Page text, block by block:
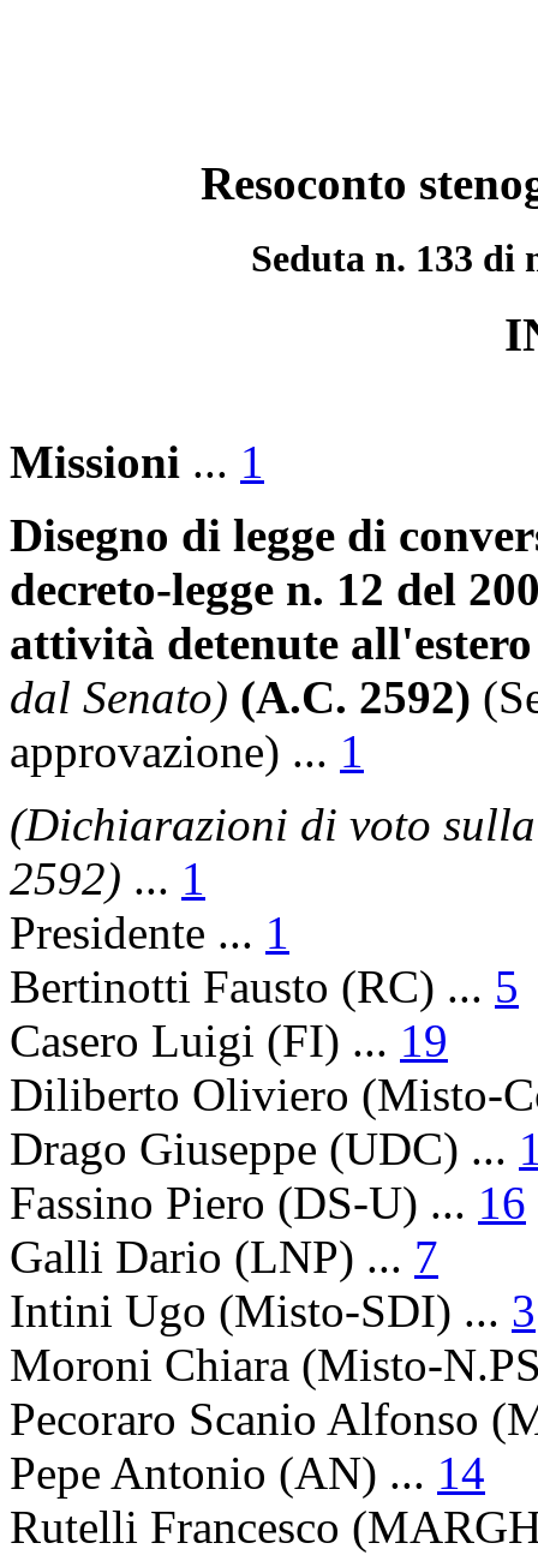
Resoconto
Seduta n. 133 di
Missioni ... 1
Disegno di legge di
decreto-legge n. 12 del
attività detenute
dal Senato) (A.C. 2592)
approvazione) ... 1
(Dichiarazioni di voto
2592) ... 1
Presidente ... 1
Bertinotti Fausto (RC) ... 5
Casero Luigi (FI) ... 19
Diliberto Oliviero (Misto-
Drago Giuseppe (UDC) ...
Fassino Piero (DS-U) ... 16
Galli Dario (LNP) ... 7
Intini Ugo (Misto-SDI) ... 3
Moroni Chiara (Misto-
Pecoraro Scanio Alfonso
Pepe Antonio (AN) ... 14
Rutelli Francesco